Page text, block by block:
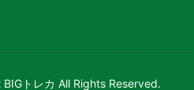
トレカ All Rights Reserved.